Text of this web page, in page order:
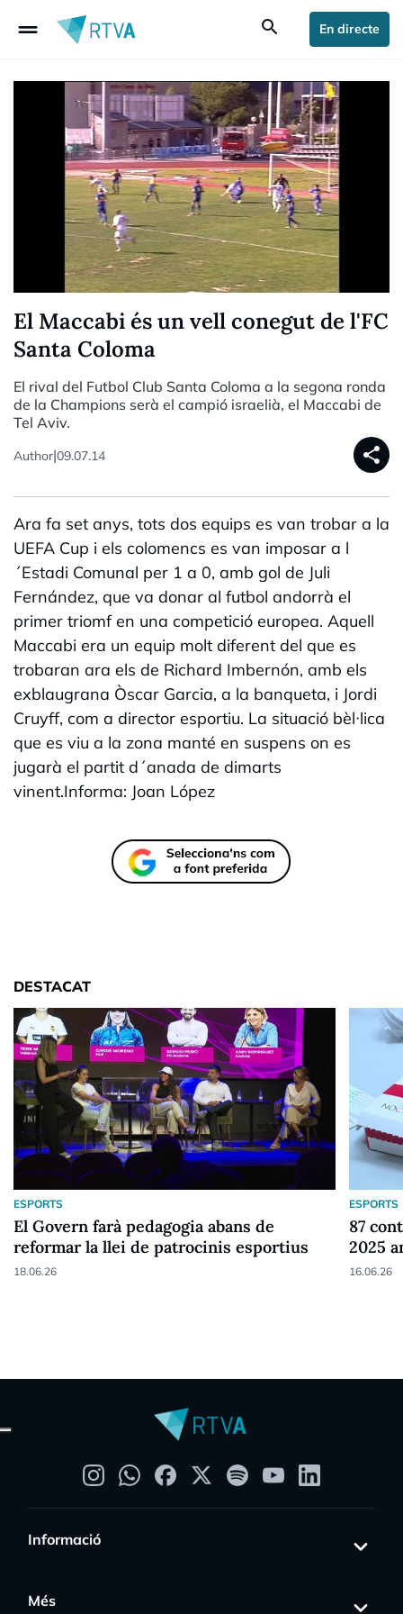
drag_handle search En directe
El Maccabi és un vell conegut de l'FC
Santa Coloma
El rival del Futbol Club Santa Coloma a la segona ronda
de la Champions serà el campió israelià, el Maccabi de
Tel Aviv.
Author|09.07.14 share
Ara fa set anys, tots dos equips es van trobar a la
UEFA Cup i els colomencs es van imposar a l
´Estadi Comunal per 1 a 0, amb gol de Juli
Fernández, que va donar al futbol andorrà el
primer triomf en una competició europea. Aquell
Maccabi era un equip molt diferent del que es
trobaran ara els de Richard Imbernón, amb els
exblaugrana Òscar Garcia, a la banqueta, i Jordi
Cruyff, com a director esportiu. La situació bèl·lica
que es viu a la zona manté en suspens on es
jugarà el partit d´anada de dimarts
vinent.Informa: Joan López
DESTACAT
ESPORTS
El Govern farà pedagogia abans de
reformar la llei de patrocinis esportius
18.06.26
ESPORTS
87
2025
16.06.26
Informació
Més